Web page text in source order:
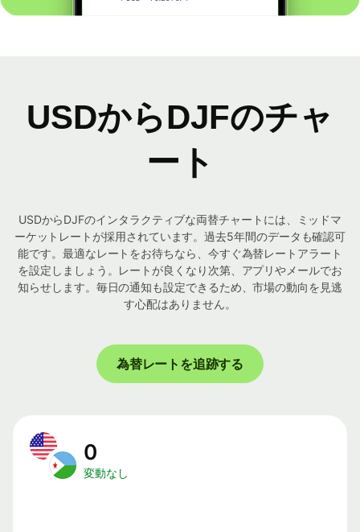
USDからDJFのチャ
ート
USDからDJFのインタラクティブな両替チャートには、ミッドマ
ーケットレートが採用されています。過去5年間のデータも確認可
能です。最適なレートをお待ちなら、今すぐ為替レートアラート
を設定しましょう。レートが良くなり次第、アプリやメールでお
知らせします。毎日の通知も設定できるため、市場の動向を見逃
す心配はありません。
為替レートを追跡する
0
変動なし